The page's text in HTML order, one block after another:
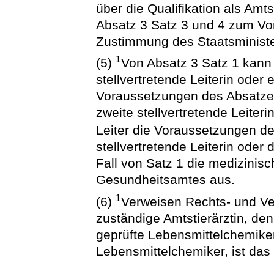
über die Qualifikation als
Absatz 3 Satz 3 und 4 zum
Zustimmung des
(5) 1Von Absatz 3 Satz 1
stellvertretende Leiterin oder
Voraussetzungen des
zweite stellvertretende
Leiter die Voraussetzungen
stellvertretende Leiterin oder
Fall von Satz 1 die
Gesundheitsamtes aus.
(6) 1Verweisen Rechts- und
zuständige Amtstierärztin,
geprüfte
Lebensmittelchemiker, ist